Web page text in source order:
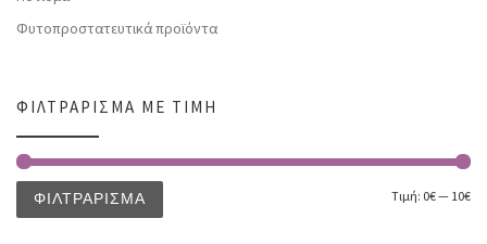
Φυτοπροστατευτικά προϊόντα
ΦΙΛΤΡΆΡΙΣΜΑ ΜΕ ΤΙΜΉ
ΦΙΛΤΡΆΡΙΣΜΑ Τιμή: 0€— 10€